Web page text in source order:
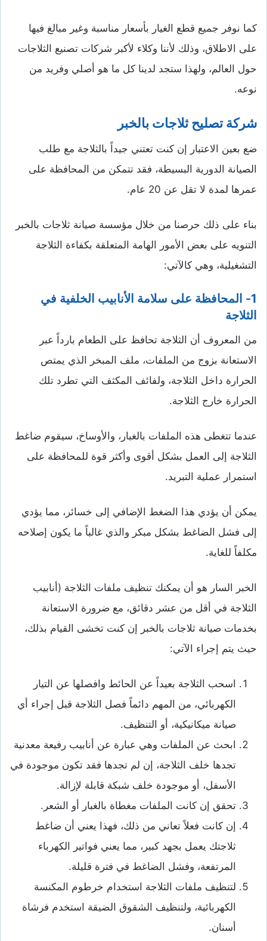
كما نوفر جميع قطع الغيار بأسعار مناسبة وغير مبالغ فيها
على الاطلاق، وذلك لأننا وكلاء لأكبر شركات تصنيع الثلاجات
حول العالم، ولهذا ستجد لدينا كل ما هو أصلي وفريد من
نوعه.
شركة تصليح ثلاجات بالخبر
ضع بعين الاعتبار إن كنت تعتني جيداً بالثلاجة مع طلب
الصيانة الدورية البسيطة، فقد تتمكن من المحافظة على
عمرها لمدة لا تقل عن 20 عام.
بناء على ذلك حرصنا من خلال مؤسسة صيانة ثلاجات بالخبر
التنويه على بعض الأمور الهامة المتعلقة بكفاءة الثلاجة
التشغيلية، وهي كالآتي:
1- المحافظة على سلامة الأنابيب الخلفية في
الثلاجة
من المعروف أن الثلاجة تحافظ على الطعام بارداً عبر
الاستعانة بزوج من الملفات، ملف المبخر الذي يمتص
الحرارة داخل الثلاجة، ولفائف المكثف التي تطرد تلك
الحرارة خارج الثلاجة.
عندما تتغطى هذه الملفات بالغبار، والأوساخ، سيقوم ضاغط
الثلاجة إلى العمل بشكل أقوى وأكثر قوة للمحافظة على
استمرار عملية التبريد.
يمكن أن يؤدي هذا الضغط الإضافي إلى خسائر، مما يؤدي
إلى فشل الضاغط بشكل مبكر والذي غالباً ما يكون إصلاحه
مكلفاً للغاية.
الخبر السار هو أن يمكنك تنظيف ملفات الثلاجة (أنابيب
الثلاجة في أقل من عشر دقائق، مع ضرورة الاستعانة
بخدمات صيانة ثلاجات بالخبر إن كنت تخشى القيام بذلك،
حيث يتم إجراء الآتي:
اسحب الثلاجة بعيداً عن الحائط وافصلها عن التيار
الكهربائي، من المهم دائماً فصل الثلاجة قبل إجراء أي
صيانة ميكانيكية، أو التنظيف.
ابحث عن الملفات وهي عبارة عن أنابيب رفيعة معدنية
تجدها خلف الثلاجة، إن لم تجدها فقد تكون موجودة في
الأسفل، أو موجودة خلف شبكة قابلة لإزالة.
تحقق إن كانت الملفات مغطاة بالغبار أو الشعر.
إن كانت فعلاً تعاني من ذلك، فهذا يعني أن ضاغط
ثلاجتك يعمل بجهد كبير، مما يعني فواتير الكهرباء
المرتفعة، وفشل الضاغط في فترة قليلة.
لتنظيف ملفات الثلاجة استخدام خرطوم المكنسة
الكهربائية، ولتنظيف الشقوق الضيقة استخدم فرشاة
أسنان.